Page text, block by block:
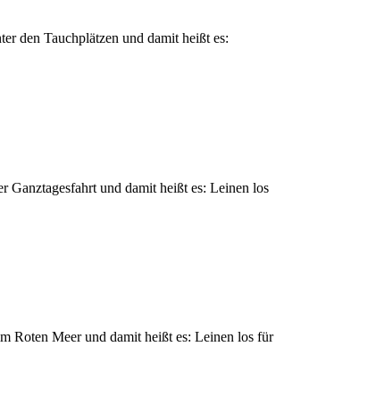
den Tauchplätzen und damit heißt es:
Ganztagesfahrt und damit heißt es: Leinen los
Roten Meer und damit heißt es: Leinen los für